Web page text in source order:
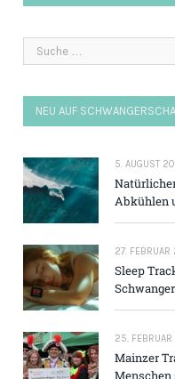
NEU AUF
5. AUGUST
Abkühlen
27.
Sleep
25.
Mainzer
Menschen